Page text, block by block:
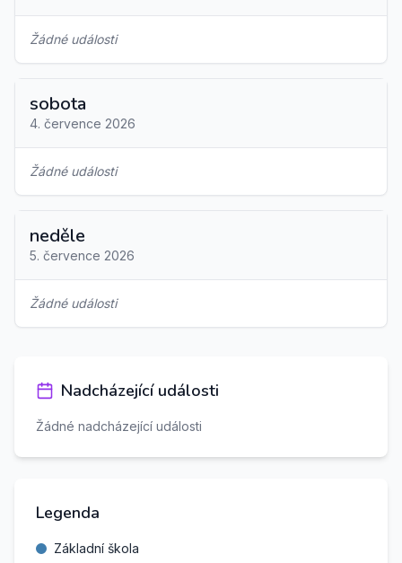
Žádné události
sobota
4. července 2026
Žádné události
neděle
5. července 2026
Žádné události
Nadcházející události
Žádné nadcházející události
Legenda
Základní škola